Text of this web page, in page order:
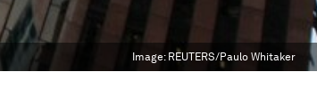
Image: REUTERS/Paulo Whitaker